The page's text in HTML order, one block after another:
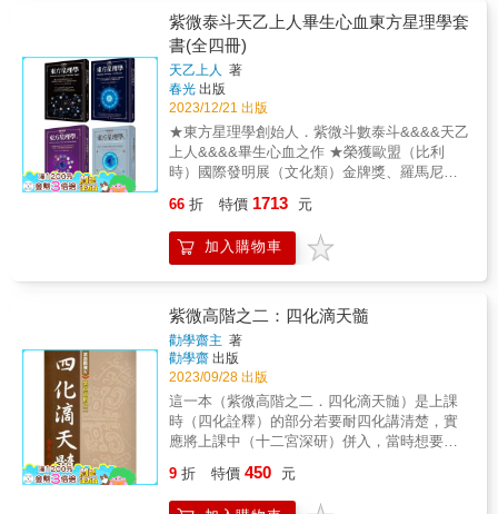
早10年出版那就好了」。 &
命者必須熟悉世間相，乃是一定的道理，一個
不入世的人，又焉能知世間事？所以與斗數星
性、星情、宮位職事，相關的常識、知識必須
要充實，如研習民俗、教育、宗教、農業、天
文、地理、建築、測量、醫學、法律、科技、
育樂、時代潮流&hellip;&hellip;等。
紫微泰斗天乙上人畢生心血東方星理學套
書(全四冊)
天乙上人 著
春光 出版
2023/12/21 出版
★東方星理學創始人．紫微斗數泰斗&&&&天乙
上人&&&&畢生心血之作 ★榮獲歐盟（比利
時）國際發明展（文化類）金牌獎、羅馬尼亞
牌獎 ★融合古老智慧和現代元素，解譯個人潛
能與人生曲線的說明書！ 瞭解自己人格特質的
優劣點，預知人生曲線高低處， 為的不是少出
在人生哪一個階段，都能找到明朗的前進方
向。 東方星理學是一門古老的智慧， 由華人界
最權威的紫微斗數泰斗&mdash;&mdash;天乙
上人，將紫微斗數以全新面貌呈現， 以圖像符
號取代專有名詞，突破翻譯盲點， 並結合星座
學與心理學，以及大數據統計學， 讓有心學習
者能無障礙進入東方星理學的世界， 一同探索
人生藍圖，掌握生命每一個關鍵的轉捩點。 以
圖像和宮廷人物取代專有名詞，讓每一顆星都
66 折 特價 1713 元
加入購物車
紫微高階之二：四化滴天髓
勸學齋主 著
勸學齋 出版
2023/09/28 出版
這一本（紫微高階之二．四化滴天髄）是上課
時（四化詮釋）的部分若要耐四化講清楚，實
應將上課中（十二宮深研）併入，當時想要合
瞭解，索性再接著出版一本，拜今年戊子天機
化忌之賜，將書名定為（紫微高階之三．四化
9 折 特價 450 元